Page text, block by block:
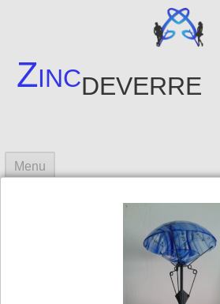
Zincdeverre
Menu
▼